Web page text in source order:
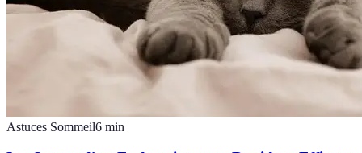
Astuces Sommeil6 min